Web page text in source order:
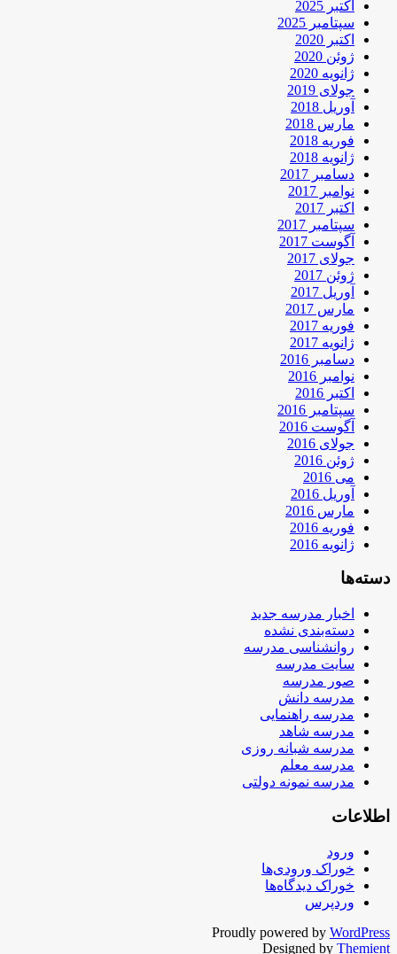
اکتبر 2025
سپتامبر 2025
اکتبر 2020
ژوئن 2020
ژانویه 2020
جولای 2019
آوریل 2018
مارس 2018
فوریه 2018
ژانویه 2018
دسامبر 2017
نوامبر 2017
اکتبر 2017
سپتامبر 2017
آگوست 2017
جولای 2017
ژوئن 2017
آوریل 2017
مارس 2017
فوریه 2017
ژانویه 2017
دسامبر 2016
نوامبر 2016
اکتبر 2016
سپتامبر 2016
آگوست 2016
جولای 2016
ژوئن 2016
می 2016
آوریل 2016
مارس 2016
فوریه 2016
ژانویه 2016
دسته‌ها
اخبار مدرسه جدید
دسته‌بندی نشده
روانشناسی مدرسه
سایت مدرسه
صور مدرسه
مدرسه دانش
مدرسه راهنمایی
مدرسه شاهد
مدرسه شبانه روزی
مدرسه معلم
مدرسه نمونه دولتی
اطلاعات
ورود
خوراک ورودی‌ها
خوراک دیدگاه‌ها
وردپرس
Proudly powered by WordPress
Designed by Themient